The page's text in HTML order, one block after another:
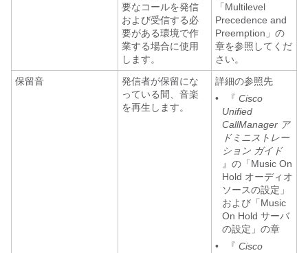
要なコールを発信
および受信する必
要がある環境で作
業する場合に使用
します。
「Multilevel
Precedence and
Preemption」の
章を参照してくだ
さい。
保留音
発信者が保留にな
っている間、音楽
を再生します。
詳細の参照先
•
『 Cisco
Unified
CallManager ア
ドミニストレー
ション ガイド
』の「Music On
Hold オーディオ
ソースの設定」
および「Music
On Hold サーバ
の設定」の章
•
『 Cisco